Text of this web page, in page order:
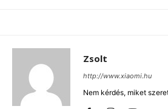
Zsolt
http://www.xiaomi.hu
Nem kérdés, miket